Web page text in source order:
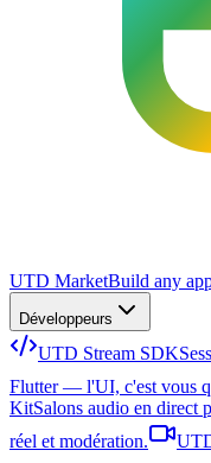
UTD MarketBuild any
Développeurs
UTD Stream SDK
Flutter — l'UI, c'est vous
KitSalons audio en direct
réel et modération.